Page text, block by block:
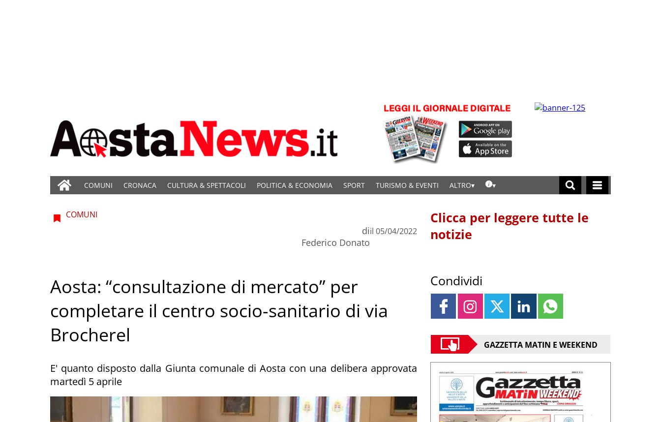
COMUNI CRONACA CULTURA & SPETTACOLI POLITICA & ECONOMIA SPORT TURISMO & EVENTI ALTRO
COMUNI
di
Federico Donato
il 05/04/2022
Aosta: “consultazione di mercato” per
completare il centro socio-sanitario di via
Brocherel
E' quanto disposto dalla Giunta comunale di Aosta con una delibera approvata
martedì 5 aprile
Clicca per leggere tutte le
notizie
Condividi
GAZZETTA MATIN E WEEKEND